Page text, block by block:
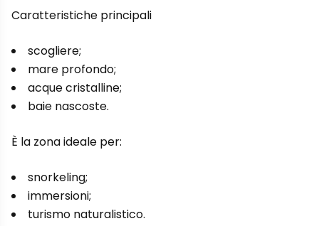
Caratteristiche principali
scogliere;
mare profondo;
acque cristalline;
baie nascoste.
È la zona ideale per:
snorkeling;
immersioni;
turismo naturalistico.